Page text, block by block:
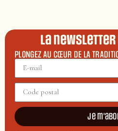
La
PLONGEZ AU CŒUR DE LA
Je